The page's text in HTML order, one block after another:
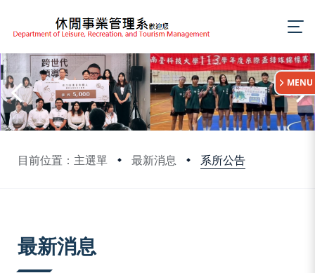
目前位置：主選單 最新消息 系所公告
:::
MENU
最新消息